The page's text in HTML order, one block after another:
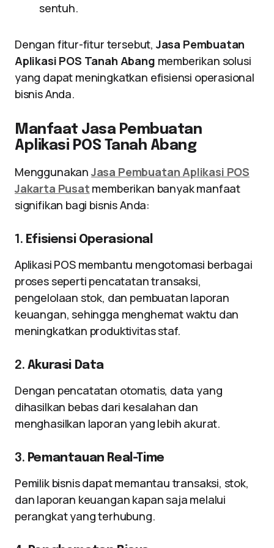
sentuh.
Dengan fitur-fitur tersebut,Jasa Pembuatan
Aplikasi POS Tanah Abang memberikan solusi
yang dapat meningkatkan efisiensi operasional
bisnis Anda.
Manfaat Jasa Pembuatan
Aplikasi POS Tanah Abang
Menggunakan Jasa Pembuatan Aplikasi POS
Jakarta Pusat memberikan banyak manfaat
signifikan bagi bisnis Anda:
1. Efisiensi Operasional
Aplikasi POS membantu mengotomasi berbagai
proses seperti pencatatan transaksi,
pengelolaan stok, dan pembuatan laporan
keuangan, sehingga menghemat waktu dan
meningkatkan produktivitas staf.
2. Akurasi Data
Dengan pencatatan otomatis, data yang
dihasilkan bebas dari kesalahan dan
menghasilkan laporan yang lebih akurat.
3. Pemantauan Real-Time
Pemilik bisnis dapat memantau transaksi, stok,
dan laporan keuangan kapan saja melalui
perangkat yang terhubung.